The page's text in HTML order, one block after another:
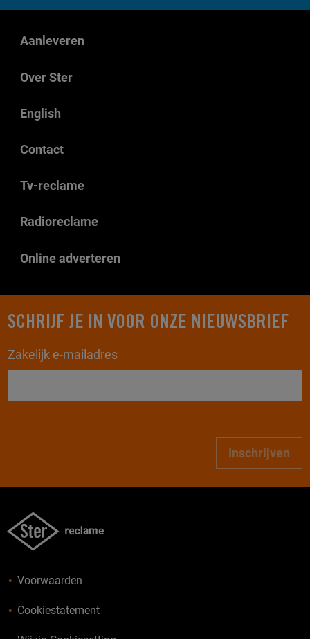
Aanleveren
Over Ster
English
Contact
Tv-reclame
Radioreclame
Online adverteren
SCHRIJF JE IN VOOR ONZE NIEUWSBRIEF
Zakelijk e-mailadres
Inschrijven
Voorwaarden
Cookiestatement